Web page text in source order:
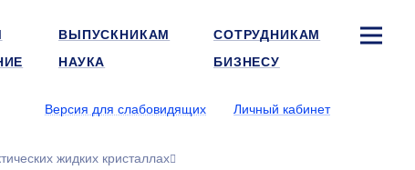
ВЫПУСКНИКАМ
СОТРУДНИКАМ
НАУКА БИЗНЕСУ
Версия для слабовидящих Личный кабинет
жидких кристаллах